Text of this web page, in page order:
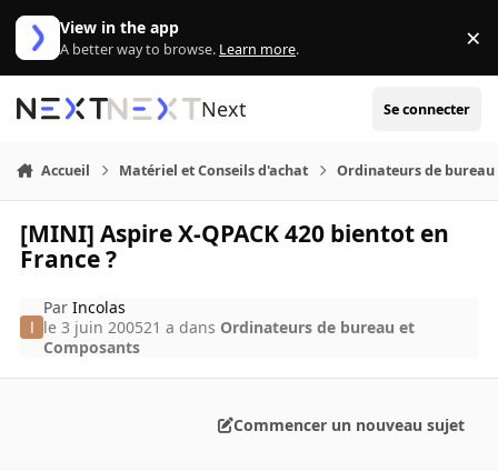
Aller au contenu
View in the app
A better way to browse. Learn more. ×
Next Se connecter
Accueil Matériel et Conseils d'achat Ordinateurs de bureau
[MINI] Aspire X-QPACK 420 bientot en
France ?
ParIncolas
le 3 juin 200521 a dans Ordinateurs de bureau et
Composants
Commencer un nouveau sujet